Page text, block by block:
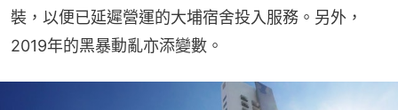
裝，以便已延遲營運的大埔宿舍投入服務。另外，
2019年的黑暴動亂亦添變數。